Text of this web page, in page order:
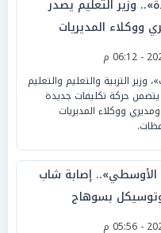
وزير التعليم يصدر
ووكلاء المديريات
التربية والتعليم والتعليم
يتضمن حركة تكليفات جديدة
ووكلاء المديريات
إصابة شاب
بسوهاج